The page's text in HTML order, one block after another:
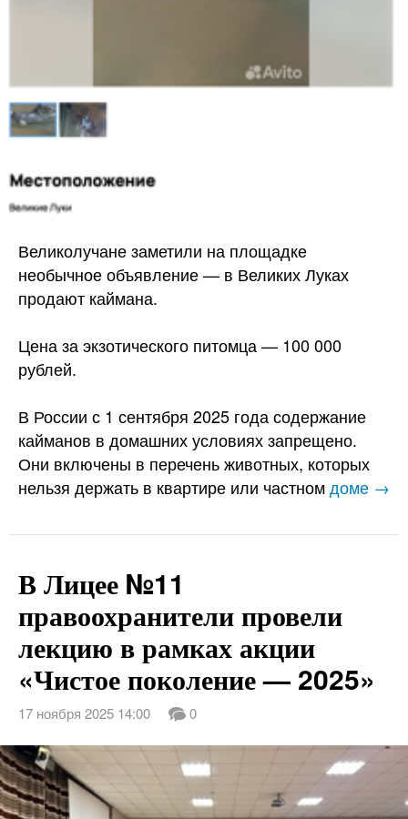
Великолучане заметили на площадке
необычное объявление — в Великих Луках
продают каймана.
Цена за экзотического питомца — 100 000
рублей.
В России с 1 сентября 2025 года содержание
кайманов в домашних условиях запрещено.
Они включены в перечень животных, которых
нельзя держать в квартире или частномдоме →
В Лицее №11
правоохранители провели
лекцию в рамках акции
«Чистое поколение — 2025»
17 ноября 2025 14:00 0